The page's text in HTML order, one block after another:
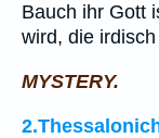
Bauch ihr Gott
wird, die
MYSTERY.